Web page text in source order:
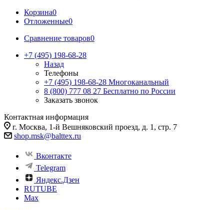
Корзина0
Отложенные0
Сравнение товаров0
+7 (495) 198-68-28
Назад
Телефоны
+7 (495) 198-68-28 Многоканальный
8 (800) 777 08 27 Бесплатно по России
Заказать звонок
Контактная информация
г. Москва, 1-й Вешняковский проезд, д. 1, стр. 7
shop.msk@balttex.ru
Вконтакте
Telegram
Яндекс.Дзен
RUTUBE
Max